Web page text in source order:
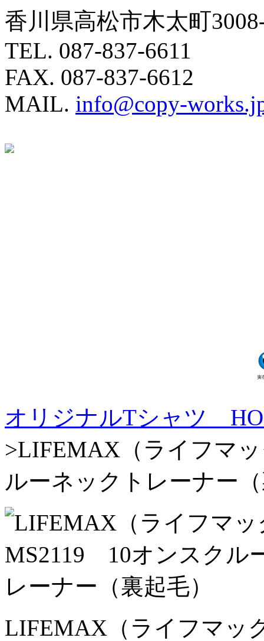
香川県高松市木太町
TEL. 087-837-6611
FAX. 087-837-6612
MAIL. info@copy-
オリジナルTシャツ
>LIFEMAX（ライフマ
ルーネックトレーナー
LIFEMAX（ライフマッ